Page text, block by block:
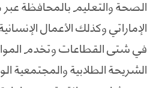
الصحة والتعليم بالمحافظة عبر
الإماراتي وكذلك الأعمال
في شتى القطاعات وتخدم
الشريحة الطلابية والمجتمعية